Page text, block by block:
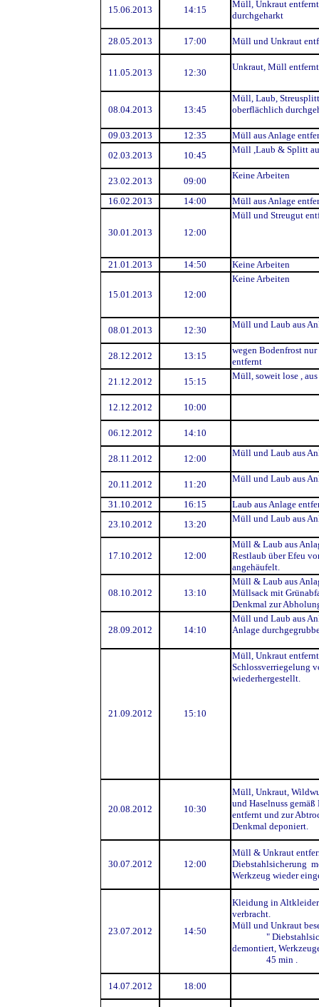
15.06.2013 14:15
Müll, Unkraut
durchgeharkt
28.05.2013 17:00 Müll und Unkraut
11.05.2013 12:30
Unkraut, Müll
08.04.2013 13:45
Müll, Laub,
oberflächlich
09.03.2013 12:35
Müll aus Anlage
02.03.2013
10:45
Müll ,Laub & Splitt
23.02.2013 09:00
Keine Arbeiten
16.02.2013 14:00 Müll aus Anlage
30.01.2013 12:00
Müll und Streugut
21.01.2013 14:50 Keine Arbeiten
15.01.2013 12:00
Keine Arbeiten
08.01.2013 12:30
Müll und Laub aus
28.12.2012 13:15
wegen Bodenfrost
entfernt
21.12.2012
15:15
Müll, soweit lose ,
12.12.2012 10:00
06.12.2012 14:10
28.11.2012 12:00
Müll und Laub aus
20.11.2012 11:20
Müll und Laub aus
31.10.2012 16:15
Laub aus Anlage
23.10.2012
13:20
Müll und Laub aus
17.10.2012 12:00
Müll & Laub aus
Restlaub über Efeu
angehäufelt.
08.10.2012 13:10
Müll & Laub aus
Müllsack mit
Denkmal zur
28.09.2012 14:10
Müll und Laub aus
Anlage
21.09.2012 15:10
Müll, Unkraut
Schlossverriegelung
wiederhergestellt.
20.08.2012 10:30
Müll, Unkraut,
und Haselnuss gemäß
entfernt und zur
Denkmal deponiert.
30.07.2012 12:00
Müll & Unkraut
Diebstahlsicherung
Werkzeug wieder
23.07.2012 14:50
Kleidung in
verbracht.
Müll und Unkraut
"
demontiert,
45 min .
14.07.2012 18:00